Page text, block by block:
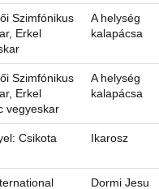
Szimfónikus
Erkel
A helység
kalapácsa
Szimfónikus
Erkel
vegyeskar
A helység
kalapácsa
Csikota
Ikarosz
Dormi Jesu